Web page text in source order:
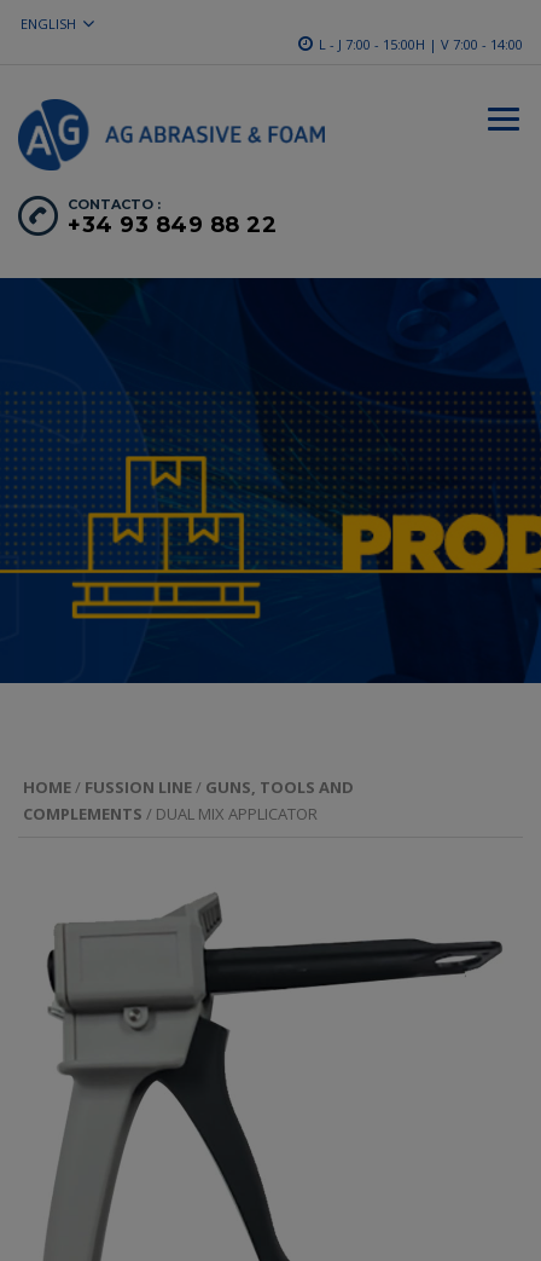
ENGLISH
L - J 7:00 - 15:00H | V 7:00 - 14:00
CONTACTO :
+34 93 849 88 22
HOME / FUSSION LINE / GUNS, TOOLS AND
COMPLEMENTS / DUAL MIX APPLICATOR